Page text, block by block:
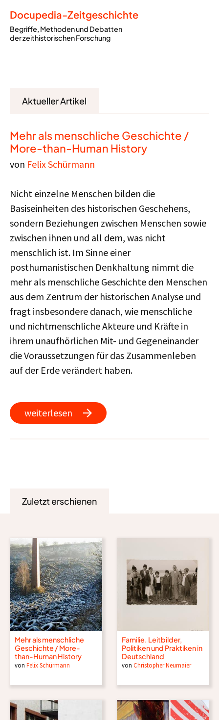
Docupedia-Zeitgeschichte
Begriffe, Methoden und Debatten
der zeithistorischen Forschung
Aktueller Artikel
Mehr als menschliche Geschichte /
More-than-Human History
von Felix Schürmann
Nicht einzelne Menschen bilden die
Basiseinheiten des historischen Geschehens,
sondern Beziehungen zwischen Menschen sowie
zwischen ihnen und all dem, was nicht
menschlich ist. Im Sinne einer
posthumanistischen Denkhaltung nimmt die
mehr als menschliche Geschichte den Menschen
aus dem Zentrum der historischen Analyse und
fragt insbesondere danach, wie menschliche
und nichtmenschliche Akteure und Kräfte in
ihrem unaufhörlichen Mit- und Gegeneinander
die Voraussetzungen für das Zusammenleben
auf der Erde verändert haben.
weiterlesen
Zuletzt erschienen
Mehr als menschliche
Geschichte / More-
than-Human History
von Felix Schürmann
Familie. Leitbilder,
Politiken und Praktiken in
Deutschland
von Christopher Neumaier